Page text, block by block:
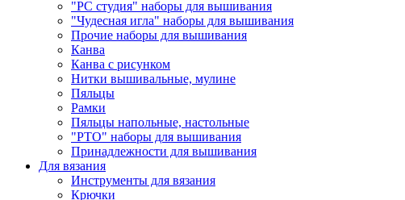
"РС студия" наборы для вышивания
"Чудесная игла" наборы для вышивания
Прочие наборы для вышивания
Канва
Канва с рисунком
Нитки вышивальные, мулине
Пяльцы
Рамки
Пяльцы напольные, настольные
"РТО" наборы для вышивания
Принадлежности для вышивания
Для вязания
Инструменты для вязания
Крючки